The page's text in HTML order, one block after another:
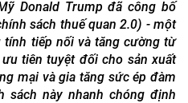
Donald Trump đã công bố
sách thuế quan 2.0) - một
tính tiếp nối và tăng cường từ
tiên tuyệt đối cho sản xuất
mại và gia tăng sức ép đàm
sách này nhanh chóng định